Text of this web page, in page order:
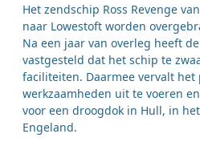
Het zendschip Ross Revenge
naar Lowestoft worden
Na een jaar van overleg heeft
vastgesteld dat het schip te
faciliteiten. Daarmee vervalt
werkzaamheden uit te voeren
voor een droogdok in Hull, in
Engeland.